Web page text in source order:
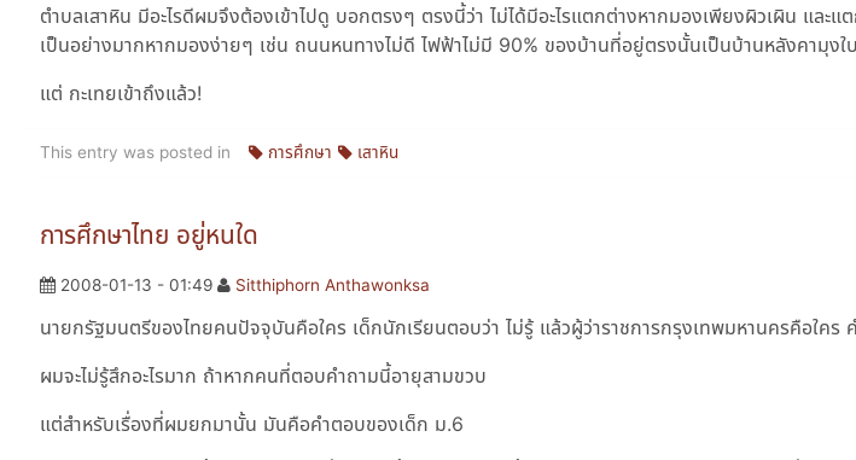
ตำบลเสาหิน มีอะไรดีผมจึงต้องเข้าไปดู บอกตรงๆ ตรงนี้ว่า ไม่ได้มีอะไรแตกต่างหากมองเพียงผิวเผิน และแ
เป็นอย่างมากหากมองง่ายๆ เช่น ถนนหนทางไม่ดี ไฟฟ้าไม่มี 90% ของบ้านที่อยู่ตรงนั้นเป็นบ้านหลังคามุงใ
แต่ กะเทยเข้าถึงแล้ว!
This entry was posted in การศึกษา เสาหิน
การศึกษาไทย อยู่หนใด
2008-01-13 - 01:49 Sitthiphorn Anthawonksa
นายกรัฐมนตรีของไทยคนปัจจุบันคือใคร เด็กนักเรียนตอบว่า ไม่รู้ แล้วผู้ว่าราชการกรุงเทพมหานครคือใคร
ผมจะไม่รู้สึกอะไรมาก ถ้าหากคนที่ตอบคำถามนี้อายุสามขวบ
แต่สำหรับเรื่องที่ผมยกมานั้น มันคือคำตอบของเด็ก ม.6